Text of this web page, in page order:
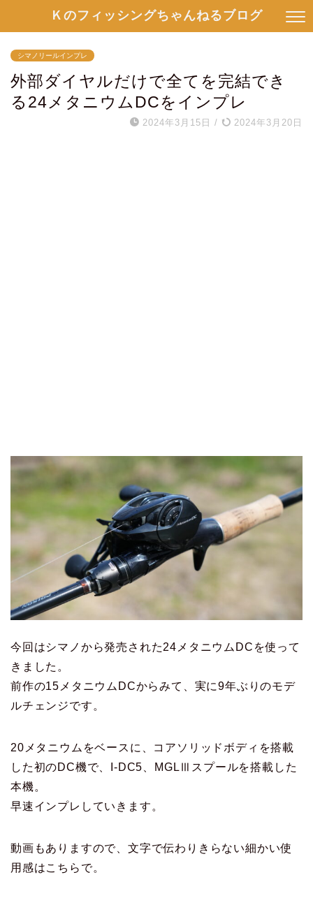
Ｋのフィッシングちゃんねるブログ
シマノリールインプレ
外部ダイヤルだけで全てを完結でき
る24メタニウムDCをインプレ
2024年3月15日 / 2024年3月20日
今回はシマノから発売された24メタニウムDCを使って
きました。
前作の15メタニウムDCからみて、実に9年ぶりのモデ
ルチェンジです。
20メタニウムをベースに、コアソリッドボディを搭載
した初のDC機で、I-DC5、MGLⅢスプールを搭載した
本機。
早速インプレしていきます。
動画もありますので、文字で伝わりきらない細かい使
用感はこちらで。